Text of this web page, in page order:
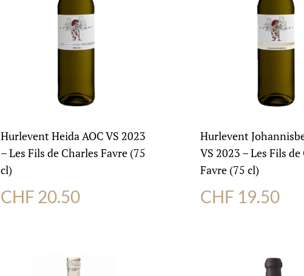
Hurlevent Heida AOC VS 2023
– Les Fils de Charles Favre (75
cl)
CHF 20.50
Hurlevent
VS 2023 – Les Fils
Favre (75 cl)
CHF 19.50